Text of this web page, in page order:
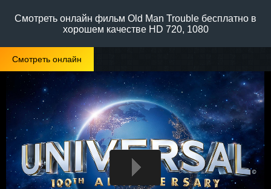
Смотреть онлайн фильм Old Man Trouble бесплатно в
хорошем качестве HD 720, 1080
Смотреть онлайн